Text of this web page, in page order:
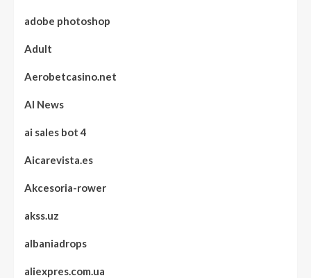
adobe photoshop
Adult
Aerobetcasino.net
AI News
ai sales bot 4
Aicarevista.es
Akcesoria-rower
akss.uz
albaniadrops
aliexpres.com.ua